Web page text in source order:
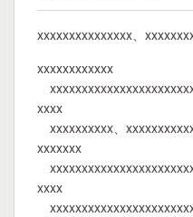
xxxxxxxxxxxxxxx、
xxxxxxxxxxxx
xxxx
xxxxxxxxxx、
xxxxxxx
xxxx